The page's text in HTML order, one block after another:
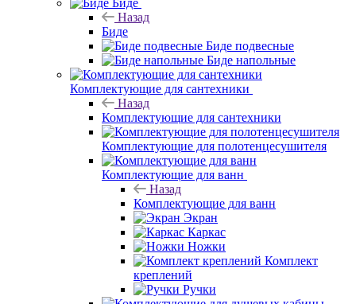
Биде
Назад
Биде
Биде подвесные
Биде напольные
Комплектующие для сантехники
Назад
Комплектующие для сантехники
Комплектующие для полотенцесушителя
Комплектующие для ванн
Назад
Комплектующие для ванн
Экран
Каркас
Ножки
Комплект
креплений
Ручки